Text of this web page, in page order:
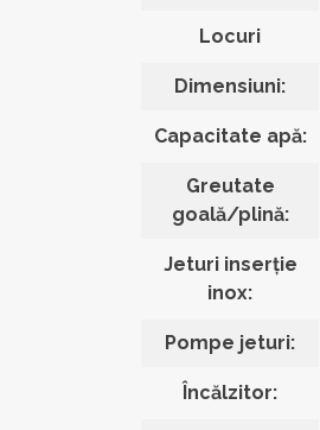
Locuri
Dimensiuni:
Capacitate apă:
Greutate
goală/plină:
Jeturi inserție
inox:
Pompe jeturi:
Încălzitor: